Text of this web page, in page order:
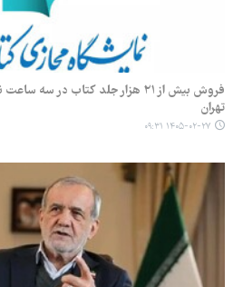
فروش بیش از ۲۱ هزار جلد کتاب در
تهران
۱۴۰۵-۰۲-۲۷ ۰۹:۳۱